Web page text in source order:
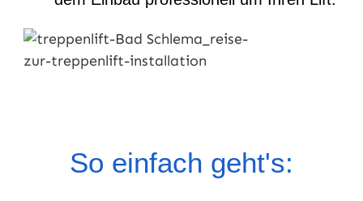
So einfach geht's: